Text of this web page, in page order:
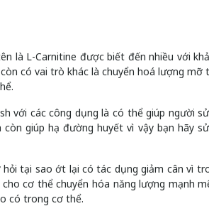
là L-Carnitine được biết đến nhiều với
có vai trò khác là chuyển hoá lượng mỡ
với các công dụng là có thể giúp người
giúp hạ đường huyết vì vậy bạn hãy
tại sao ớt lại có tác dụng giảm cân vì
cơ thể chuyển hóa năng lượng mạnh
có trong cơ thể.